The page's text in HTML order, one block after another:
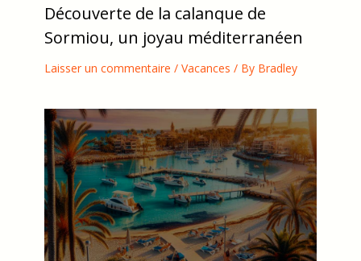
Découverte de la calanque de
Sormiou, un joyau méditerranéen
Laisser un commentaire / Vacances / By Bradley